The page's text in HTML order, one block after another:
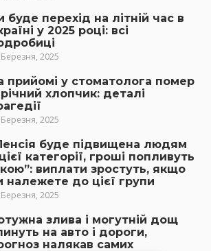
буде перехід на літній час в
у 2025 році: всі
2025
прийомі у стоматолога помер
хлопчик: деталі
2025
буде підвищена людям
категорії, гроші попливуть
виплати зростуть, якщо
належете до цієї групи
2025
злива і могутній дощ
на авто і дороги,
налякав самих